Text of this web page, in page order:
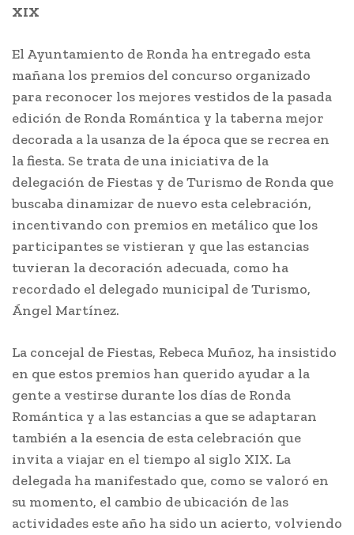
XIX
El Ayuntamiento de Ronda ha entregado esta
mañana los premios del concurso organizado
para reconocer los mejores vestidos de la pasada
edición de Ronda Romántica y la taberna mejor
decorada a la usanza de la época que se recrea en
la fiesta. Se trata de una iniciativa de la
delegación de Fiestas y de Turismo de Ronda que
buscaba dinamizar de nuevo esta celebración,
incentivando con premios en metálico que los
participantes se vistieran y que las estancias
tuvieran la decoración adecuada, como ha
recordado el delegado municipal de Turismo,
Ángel Martínez.
La concejal de Fiestas, Rebeca Muñoz, ha insistido
en que estos premios han querido ayudar a la
gente a vestirse durante los días de Ronda
Romántica y a las estancias a que se adaptaran
también a la esencia de esta celebración que
invita a viajar en el tiempo al siglo XIX. La
delegada ha manifestado que, como se valoró en
su momento, el cambio de ubicación de las
actividades este año ha sido un acierto, volviendo